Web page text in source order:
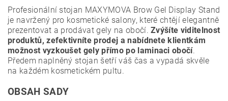
Profesionální stojan MAXYMOVA Brow Gel Display Stand
je navržený pro kosmetické salony, které chtějí elegantně
prezentovat a prodávat gely na obočí.Zvýšíte viditelnost
produktů, zefektivníte prodej a nabídnete klientkám
možnost vyzkoušet gely přímo po laminaci obočí.
Předem naplněný stojan šetří váš čas a vypadá skvěle
na každém kosmetickém pultu.
OBSAH SADY